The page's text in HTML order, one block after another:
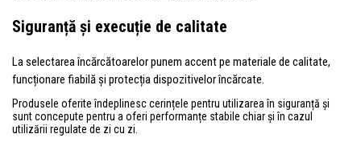
Siguranță și execuție de calitate
La selectarea încărcătoarelor punem accent pe materiale de calitate,
funcționare fiabilă și protecția dispozitivelor încărcate.
Produsele oferite îndeplinesc cerințele pentru utilizarea în siguranță și
sunt concepute pentru a oferi performanțe stabile chiar și în cazul
utilizării regulate de zi cu zi.